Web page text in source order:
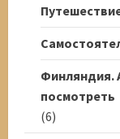
Финляндия.
посмотреть
(6)